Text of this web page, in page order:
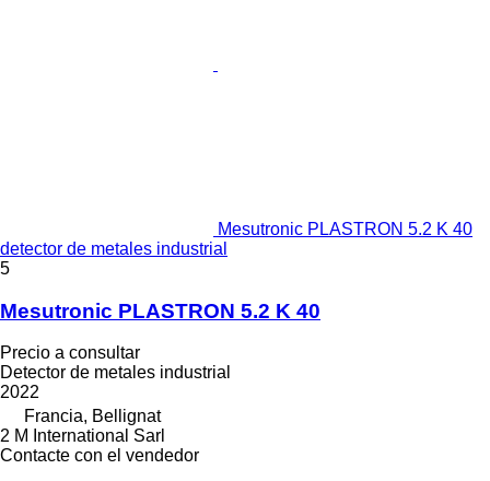
Mesutronic PLASTRON 5.2 K 40
detector de metales industrial
5
Mesutronic PLASTRON 5.2 K 40
Precio a consultar
Detector de metales industrial
2022
Francia, Bellignat
2 M International Sarl
Contacte con el vendedor